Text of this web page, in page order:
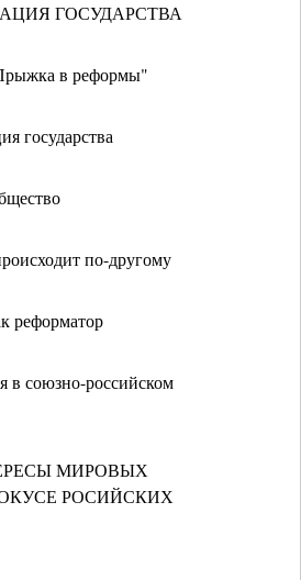
ГОСУДАРСТВА
в реформы"
государства
по-другому
реформатор
в союзно-российском
МИРОВЫХ
РОСИЙСКИХ